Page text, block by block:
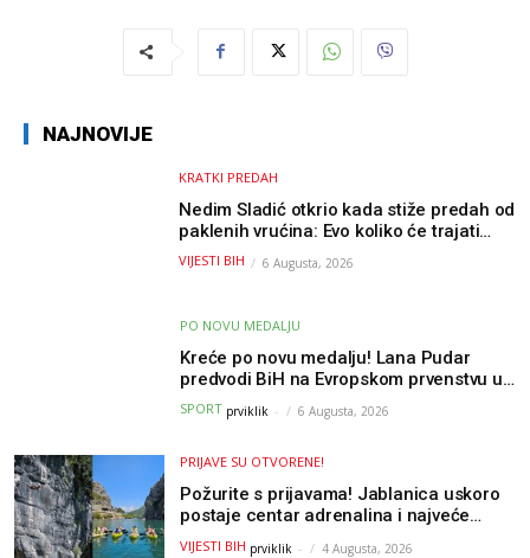
NAJNOVIJE
KRATKI PREDAH
Nedim Sladić otkrio kada stiže predah od
paklenih vrućina: Evo koliko će trajati
osvježenje u BiH
VIJESTI BIH 6 Augusta, 2026
PO NOVU MEDALJU
Kreće po novu medalju! Lana Pudar
predvodi BiH na Evropskom prvenstvu u
Parizu
SPORT prviklik - 6 Augusta, 2026
PRIJAVE SU OTVORENE!
Požurite s prijavama! Jablanica uskoro
postaje centar adrenalina i najveće
outdoor avanture ovog ljeta
VIJESTI BIH prviklik - 4 Augusta, 2026